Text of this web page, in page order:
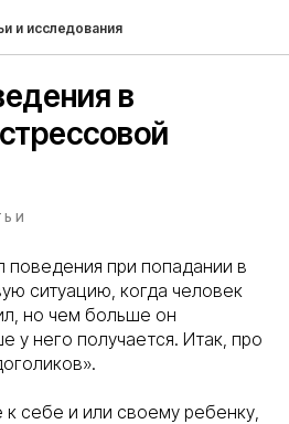
и исследования
в
поведения при попадании в
ситуацию, когда человек
но чем больше он
у него получается. Итак, про
к себе и или своему ребенку,